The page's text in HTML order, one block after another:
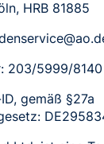
HRB 81885
203/5999/8140
gemäß §27a